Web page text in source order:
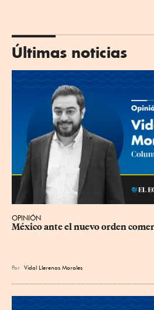
Últimas noticias
OPINIÓN
México ante el nuevo orden
Por Vidal Llerenas Morales